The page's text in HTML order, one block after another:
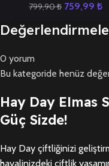
799,90₺ 759,99 ₺
0 yorum
Bu kategoride henüz
Hay Day Elmas
Güç Sizde!
Hay Day çiftliğinizi
hayalinizdeki çiftlik